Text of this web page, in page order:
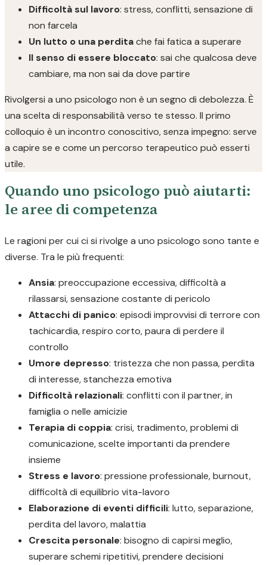
Difficoltà sul lavoro: stress, conflitti, sensazione di
non farcela
Un lutto o una perditache fai fatica a superare
Il senso di essere bloccato: sai che qualcosa deve
cambiare, ma non sai da dove partire
Rivolgersi a uno psicologo non è un segno di debolezza. È
una scelta di responsabilità verso te stesso. Il primo
colloquio è un incontro conoscitivo, senza impegno: serve
a capire se e come un percorso terapeutico può esserti
utile.
Quando uno psicologo può aiutarti:
le aree di competenza
Le ragioni per cui ci si rivolge a uno psicologo sono tante e
diverse. Tra le più frequenti:
Ansia: preoccupazione eccessiva, difficoltà a
rilassarsi, sensazione costante di pericolo
Attacchi di panico: episodi improvvisi di terrore con
tachicardia, respiro corto, paura di perdere il
controllo
Umore depresso: tristezza che non passa, perdita
di interesse, stanchezza emotiva
Difficoltà relazionali: conflitti con il partner, in
famiglia o nelle amicizie
Terapia di coppia: crisi, tradimento, problemi di
comunicazione, scelte importanti da prendere
insieme
Stress e lavoro: pressione professionale, burnout,
difficoltà di equilibrio vita-lavoro
Elaborazione di eventi difficili: lutto, separazione,
perdita del lavoro, malattia
Crescita personale: bisogno di capirsi meglio,
superare schemi ripetitivi, prendere decisioni